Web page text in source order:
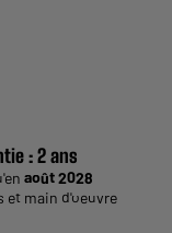
:2 ans
août 2028
et main d'oeuvre